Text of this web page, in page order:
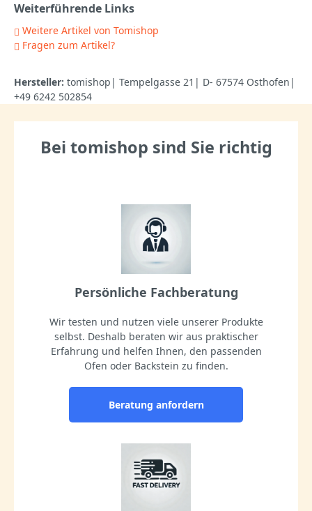
Weiterführende Links
Weitere Artikel von Tomishop
Fragen zum Artikel?
Hersteller: tomishop| Tempelgasse 21| D- 67574 Osthofen|
+49 6242 502854
Bei tomishop sind Sie richtig
Persönliche Fachberatung
Wir testen und nutzen viele unserer Produkte
selbst. Deshalb beraten wir aus praktischer
Erfahrung und helfen Ihnen, den passenden
Ofen oder Backstein zu finden.
Beratung anfordern